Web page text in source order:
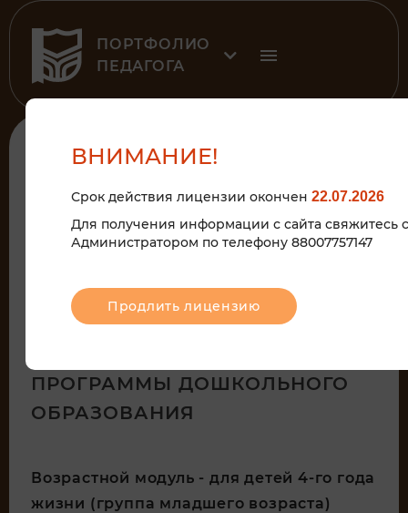
ПОРТФОЛИО
ПЕДАГОГА
К рубрике
ОСВОЕНИЮ ДЕТЬМИ
ОСНОВНОЙ
ПРОГРАММЫ ДОШКОЛЬНОГО
ОБРАЗОВАНИЯ
Возрастной модуль - для детей 4-го года
жизни (группа младшего возраста)
ВНИМАНИЕ!
Срок действия лицензии окончен 22.07.2026
Для получения информации с сайта свяжитесь с
Администратором по телефону 88007757147
Продлить лицензию